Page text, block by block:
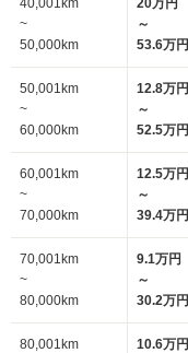
40,001km
~
50,000km
20万円
～
53.6万円
50,001km
~
60,000km
12.8万円
～
52.5万円
60,001km
~
70,000km
12.5万円
～
39.4万円
70,001km
~
80,000km
9.1万円
～
30.2万円
80,001km
10.6万円